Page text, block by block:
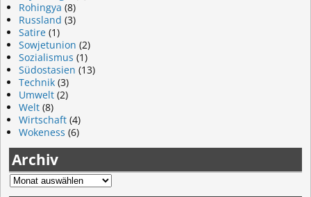
Rohingya (8)
Russland (3)
Satire (1)
Sowjetunion (2)
Sozialismus (1)
Südostasien (13)
Technik (3)
Umwelt (2)
Welt (8)
Wirtschaft (4)
Wokeness (6)
Archiv